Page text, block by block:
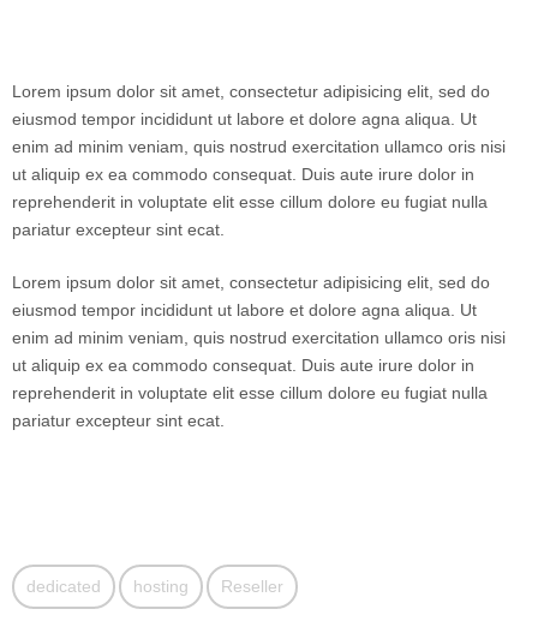
Lorem ipsum dolor sit amet, consectetur adipisicing elit, sed do
eiusmod tempor incididunt ut labore et dolore agna aliqua. Ut
enim ad minim veniam, quis nostrud exercitation ullamco oris nisi
ut aliquip ex ea commodo consequat. Duis aute irure dolor in
reprehenderit in voluptate elit esse cillum dolore eu fugiat nulla
pariatur excepteur sint ecat.
Lorem ipsum dolor sit amet, consectetur adipisicing elit, sed do
eiusmod tempor incididunt ut labore et dolore agna aliqua. Ut
enim ad minim veniam, quis nostrud exercitation ullamco oris nisi
ut aliquip ex ea commodo consequat. Duis aute irure dolor in
reprehenderit in voluptate elit esse cillum dolore eu fugiat nulla
pariatur excepteur sint ecat.
dedicated hosting Reseller